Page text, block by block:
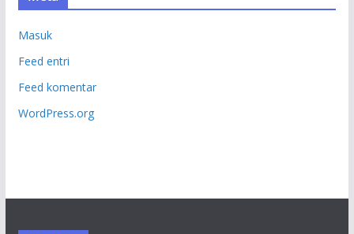
Masuk
Feed entri
Feed komentar
WordPress.org